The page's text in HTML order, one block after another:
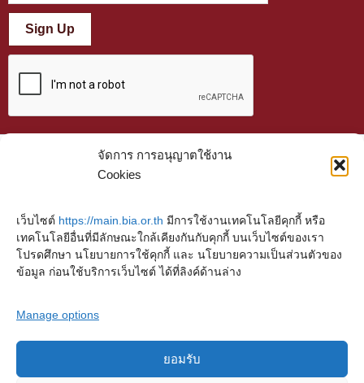
จัดการ การอนุญาตใช้งาน
Cookies
เว็บไซต์ https://main.bia.or.th มีการใช้งานเทคโนโลยีคุกกี้ หรือ
เทคโนโลยีอื่นที่มีลักษณะใกล้เคียงกันกับคุกกี้ บนเว็บไซต์ของเรา
โปรดศึกษา นโยบายการใช้คุกกี้ และ นโยบายความเป็นส่วนตัวของ
ข้อมูล ก่อนใช้บริการเว็บไซต์ ได้ที่ลิงค์ด้านล่าง
Manage options
ยอมรับ
Sign Up